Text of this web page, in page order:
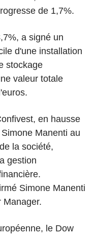
de 1,7%.
a signé un
d'une installation
stockage
valeur totale
en hausse
Manenti au
la société,
gestion
Simone Manenti
Manager.
le Dow